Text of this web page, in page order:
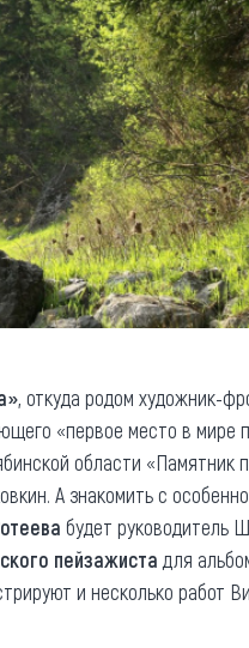
, откуда родом художник-
«первое место в мире
области «Памятник
А знакомить с
будет руководитель
пейзажиста для
и несколько работ